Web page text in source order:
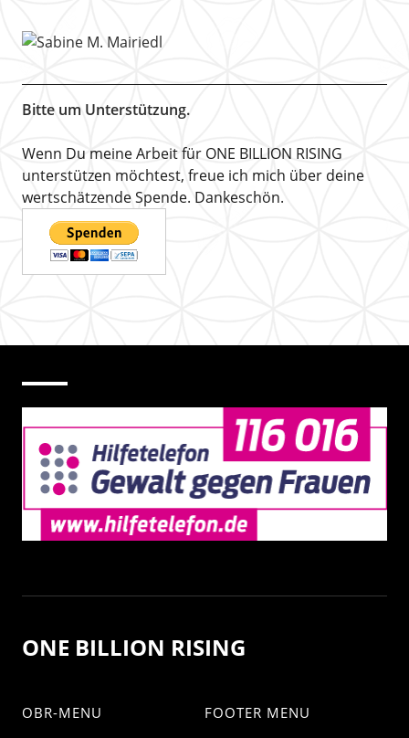
Bitte um Unterstützung.
Wenn Du meine Arbeit für ONE BILLION RISING
unterstützen möchtest, freue ich mich über deine
wertschätzende Spende. Dankeschön.
ONE BILLION RISING
OBR-MENU FOOTER MENU